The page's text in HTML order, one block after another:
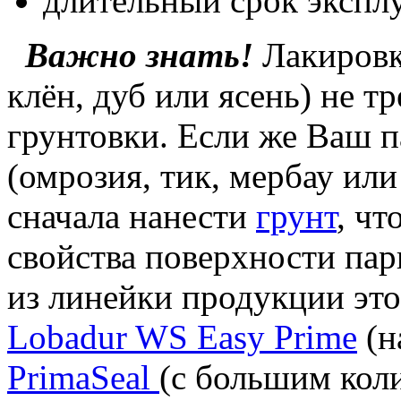
Важно знать!
клён, дуб или ясень) не
грунтовки. Если же Ваш
(омрозия, тик, мербау
сначала нанести грунт,
свойства поверхности
из линейки продукции
Lobadur WS Easy Prime
PrimaSeal (с большим